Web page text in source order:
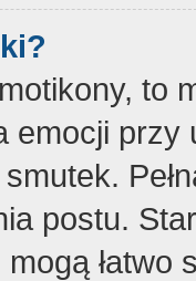
to
emocji
postu.